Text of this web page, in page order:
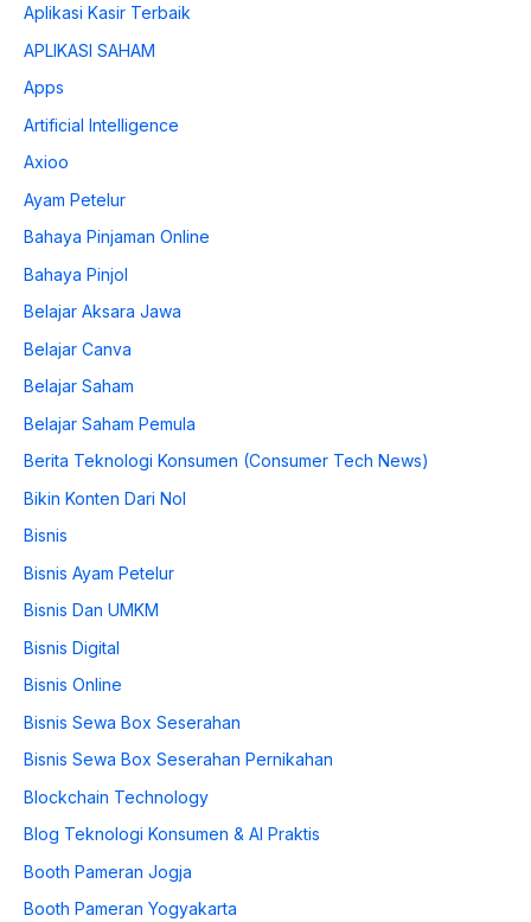
Aplikasi Kasir Terbaik
APLIKASI SAHAM
Apps
Artificial Intelligence
Axioo
Ayam Petelur
Bahaya Pinjaman Online
Bahaya Pinjol
Belajar Aksara Jawa
Belajar Canva
Belajar Saham
Belajar Saham Pemula
Berita Teknologi Konsumen (Consumer Tech News)
Bikin Konten Dari Nol
Bisnis
Bisnis Ayam Petelur
Bisnis Dan UMKM
Bisnis Digital
Bisnis Online
Bisnis Sewa Box Seserahan
Bisnis Sewa Box Seserahan Pernikahan
Blockchain Technology
Blog Teknologi Konsumen & AI Praktis
Booth Pameran Jogja
Booth Pameran Yogyakarta